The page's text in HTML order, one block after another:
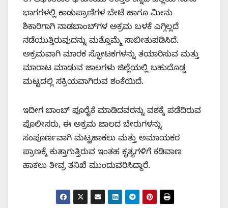
ಭಾಗಗಳಲ್ಲಿ ಕಾಡುಪ್ರಾಣಿಗಳ ಬೇಟೆ ಹಾಗೂ ಮೀನು
ಶಿಕಾರಿಗಾಗಿ ನಾಡಬಾಂಬ್‌ಗಳ ಅಕ್ರಮ ಬಳಕೆ ಎಗ್ಗಿಲ್ಲದೆ
ನಡೆಯುತ್ತಿರುವುದನ್ನು ಮತ್ತೊಮ್ಮೆ ಸಾಬೀತುಪಡಿಸಿದೆ.
ಅಕ್ರಮವಾಗಿ ಮಾರಕ ಸ್ಫೋಟಕಗಳನ್ನು ತಯಾರಿಸುವ ಮತ್ತು
ಮಾರಾಟ ಮಾಡುವ ಜಾಲಗಳು ಜಿಲ್ಲೆಯಲ್ಲಿ ಬಹುದೊಡ್ಡ
ಮಟ್ಟದಲ್ಲಿ ಸಕ್ರಿಯವಾಗಿರುವ ಶಂಕೆಯಿದೆ.
ಇದೀಗ ಬಾಂಬ್ ಪೂರೈಕೆ ಮಾಡಿದವರನ್ನು ವಶಕ್ಕೆ ಪಡೆದಿರುವ
ಪೊಲೀಸರು, ಈ ಅಕ್ರಮ ಜಾಲದ ಬೇರುಗಳನ್ನು
ಸಂಪೂರ್ಣವಾಗಿ ಮಟ್ಟಹಾಕಲು ಮತ್ತು ಅಮಾಯಕರ
ಪ್ರಾಣಕ್ಕೆ ಕುತ್ತಾಗುತ್ತಿರುವ ಇಂತಹ ಕೃತ್ಯಗಳಿಗೆ ಕಡಿವಾಣ
ಹಾಕಲು ತೀವ್ರ ತನಿಖೆ ಮುಂದುವರಿಸಿದ್ದಾರೆ.